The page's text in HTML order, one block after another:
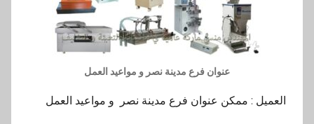
عنوان فرع مدينة نصر و مواعيد العمل
العميل : ممكن عنوان فرع مدينة نصر و مواعيد العمل